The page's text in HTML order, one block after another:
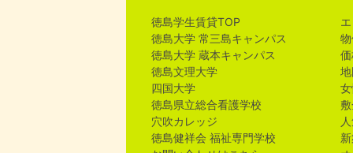
徳島学生賃貸TOP
徳島大学 常三島キャンパス
徳島大学 蔵本キャンパス
徳島文理大学
四国大学
徳島県立総合看護学校
穴吹カレッジ
徳島健祥会 福祉専門学校